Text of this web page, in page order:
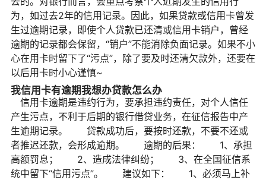
为，如过去2年的信用记录。因此，如果贷款或信用卡曾发
生过逾期记录，即使个人贷款已还清或信用卡销户，曾经
逾期的记录都会保留，“销户”不能消除负面记录。如果不小
心在用卡时留下了“污点”，除了要及时还清欠款外，还要在
以后用卡时小心谨慎~
我信用卡有逾期我想办贷款怎么办
信用卡逾期是违约行为，要承担违约责任，对个人信任
产生污点，不利于后期的银行借贷业务，在征信报告中产
生逾期记录。 贷款成功后，要按时还款，不要不还或
者推迟还款，会形成逾期。 逾期的后果： 1、承担
高额罚息； 2、造成法律纠纷； 3、在全国征信系
统中留下“信用污点”。 建议如下： 1、必须马上补